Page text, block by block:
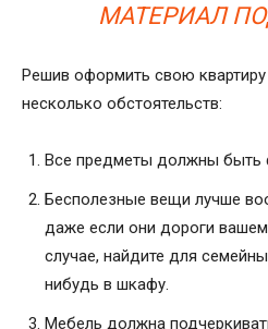
МАТЕРИАЛ
Решив оформить свою квартиру
несколько обстоятельств:
Все предметы должны быть
Бесполезные вещи лучше
даже если они дороги
случае, найдите для
нибудь в шкафу.
Мебель должна